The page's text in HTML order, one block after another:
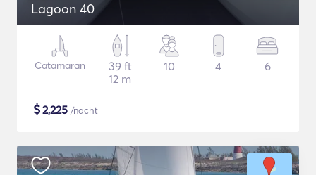
Lagoon 40
Catamaran
39 ft
12 m
10 4 6
$2,225 /nacht